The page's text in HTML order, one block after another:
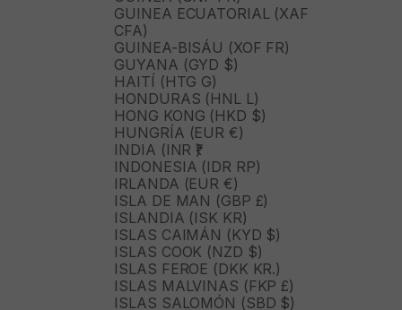
GUINEA ECUATORIAL (XAF
CFA)
GUINEA-BISÁU (XOF FR)
GUYANA (GYD $)
HAITÍ (HTG G)
HONDURAS (HNL L)
HONG KONG (HKD $)
HUNGRÍA (EUR €)
INDIA (INR ₹)
INDONESIA (IDR RP)
IRLANDA (EUR €)
ISLA DE MAN (GBP £)
ISLANDIA (ISK KR)
ISLAS CAIMÁN (KYD $)
ISLAS COOK (NZD $)
ISLAS FEROE (DKK KR.)
ISLAS MALVINAS (FKP £)
ISLAS SALOMÓN (SBD $)